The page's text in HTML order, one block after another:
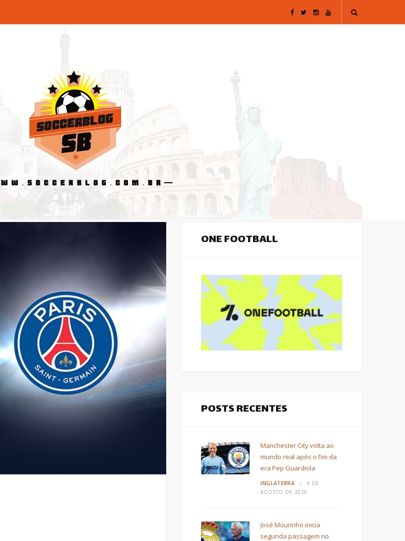
F
o
T
r
I
r
Y
ONE FOOTBALL
POSTS RECENTES
Manchester City volta ao
mundo real após o fim da
era Pep Guardiola
INGLATERRA
4 DE
AGOSTO DE 2026
José Mourinho inicia
segunda passagem no